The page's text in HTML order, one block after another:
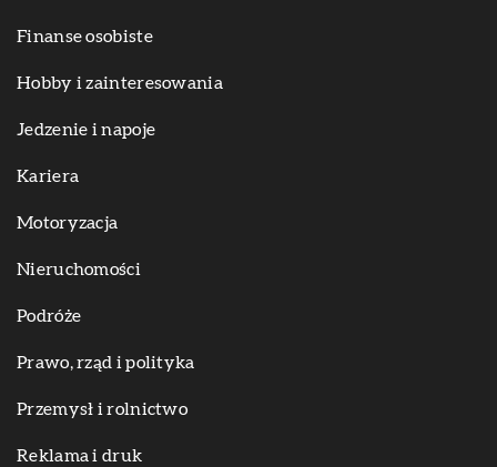
Finanse osobiste
Hobby i zainteresowania
Jedzenie i napoje
Kariera
Motoryzacja
Nieruchomości
Podróże
Prawo, rząd i polityka
Przemysł i rolnictwo
Reklama i druk